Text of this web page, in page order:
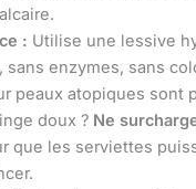
: Utilise une lessive
sans enzymes, sans
peaux atopiques sont
doux ? Ne
que les serviettes